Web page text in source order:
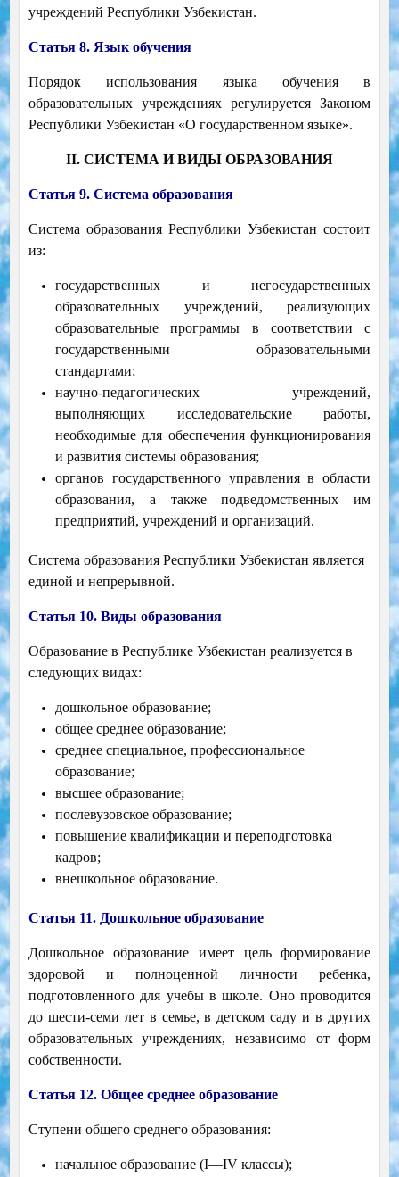
учреждений Республики Узбекистан.
Статья 8. Язык обучения
Порядок использования языка обучения в
образовательных учреждениях регулируется Законом
Республики Узбекистан «О государственном языке».
II. СИСТЕМА И ВИДЫ ОБРАЗОВАНИЯ
Статья 9. Система образования
Система образования Республики Узбекистан состоит
из:
государственных и негосударственных
образовательных учреждений, реализующих
образовательные программы в соответствии с
государственными образовательными
стандартами;
научно-педагогических учреждений,
выполняющих исследовательские работы,
необходимые для обеспечения функционирования
и развития системы образования;
органов государственного управления в области
образования, а также подведомственных им
предприятий, учреждений и организаций.
Система образования Республики Узбекистан является
единой и непрерывной.
Статья 10. Виды образования
Образование в Республике Узбекистан реализуется в
следующих видах:
дошкольное образование;
общее среднее образование;
среднее специальное, профессиональное
образование;
высшее образование;
послевузовское образование;
повышение квалификации и переподготовка
кадров;
внешкольное образование.
Статья 11. Дошкольное образование
Дошкольное образование имеет цель формирование
здоровой и полноценной личности ребенка,
подготовленного для учебы в школе. Оно проводится
до шести-семи лет в семье, в детском саду и в других
образовательных учреждениях, независимо от форм
собственности.
Статья 12. Общее среднее образование
Ступени общего среднего образования:
начальное образование (I—IV классы);